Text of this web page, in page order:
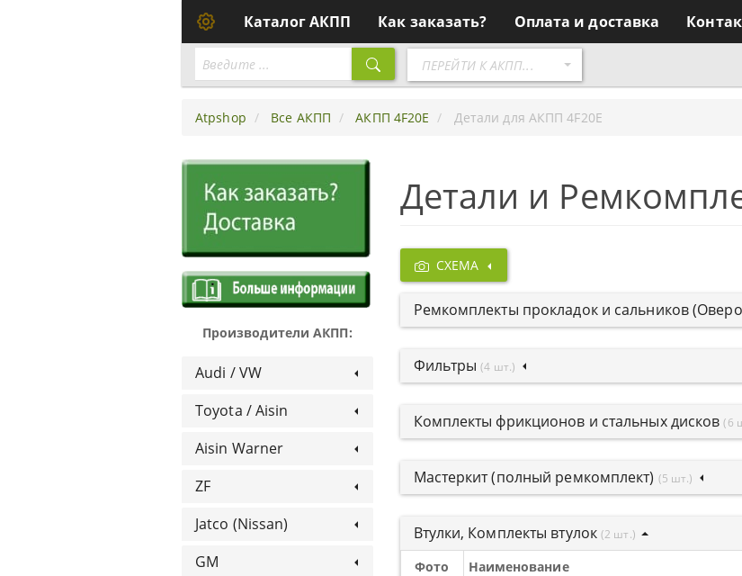
Каталог АКПП Как заказать? Оплата и доставка
Перейти
к
ПЕРЕЙТИ К АКПП...
Atpshop Все АКПП АКПП 4F20E Детали для АКПП 4F20E
Производители АКПП:
Audi / VW
Toyota / Aisin
Aisin Warner
ZF
Jatco (Nissan)
GM
Детали и
СХЕМА
Ремкомплекты прокладок и сальников
Фильтры(4 шт.)
Комплекты фрикционов и стальных дисков(6
Мастеркит (полный ремкомплект) (5 шт.)
Втулки, Комплекты втулок (2 шт.)
Фото Наименование